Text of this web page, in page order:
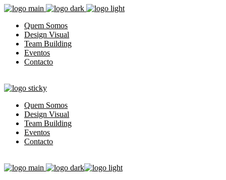
Quem Somos
Design Visual
Team Building
Eventos
Contacto
Quem Somos
Design Visual
Team Building
Eventos
Contacto